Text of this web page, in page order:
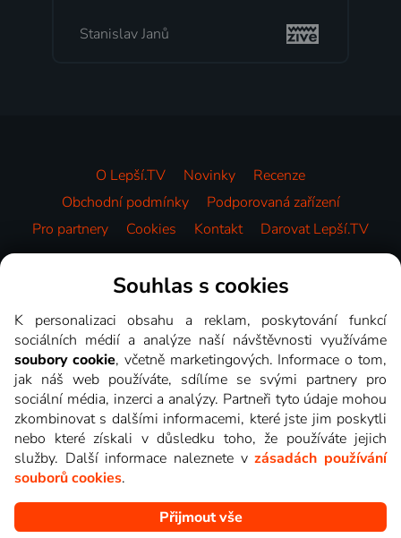
Stanislav Janů
O Lepší.TV Novinky
Recenze
Obchodní podmínky
Podporovaná zařízení
Pro partnery
Cookies Kontakt Darovat Lepší.TV
Videotéka
Copyright © goNET s.r.o. Na tomto webu jsou zobrazovány
Souhlas s cookies
K personalizaci obsahu a reklam, poskytování funkcí
sociálních médií a analýze naší návštěvnosti využíváme
soubory cookie, včetně marketingových. Informace o tom,
jak náš web používáte, sdílíme se svými partnery pro
sociální média, inzerci a analýzy. Partneři tyto údaje mohou
zkombinovat s dalšími informacemi, které jste jim poskytli
nebo které získali v důsledku toho, že používáte jejich
služby. Další informace naleznete vzásadách používání
souborů cookies.
Přijmout vše